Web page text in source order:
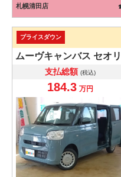
札幌清田店
プライスダウン
ムーヴキャンバス セオ
支払総額 (税込)
184.3 万円